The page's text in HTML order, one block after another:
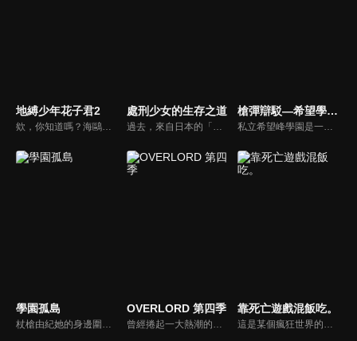
地縛少年花子君2 處刑少女的生存之道 槍彈辯駁—希望學園與絕望高中生
私立希望峰學園是一所政府公認的特權學校，這間學校裡網羅了來自全國最菁英的學生。平凡無奇的主角苗木誠，卻是這間菁英學校的特例－全日本高中生中，唯一經由隨機抽選而獲得入學資格，被認為是擁有「超高校級的幸運」。在入學當天，苗木誠一踏進校門後不久便突然暈倒，當他醒來時發現身旁有一張惡作劇般的入學章程，教室周圍窗戶被金屬板封閉，一個自稱為校長的「黑白熊」對他們說：「從今以後，想要從學校畢業，你就得殺人…」
學園孤島
杖槍由紀她的身邊圍繞著幾個有點奇怪的人，分別是：最喜歡（？）鏟子的胡桃、大家的大姊姊悠里、可靠的學妹美紀，以及有點天然的社團老師小慈。究竟由紀眼中所看到的“日常”是怎麼回事呢…！？
OVERLORD 第四季
曾經捲起一大熱潮的網路遊戲《YGGDRASIL》安靜地迎來了停服——本來應該是這樣。但，遊戲的結束時間已經過了，卻無法登出遊戲。NPC們突然擁有了自己的意志。無法看見公會以外的異世界正在擴張。 現實世界中愛好遊戲的孤獨青年變身為骸骨姿態的最強大魔法使·飛鼠，他所率領的公會「安茲·烏爾·恭」揭開了傳說的序幕。
靠死亡遊戲混飯吃。
這是某個瘋狂世界的故事。作為「玩家」的少女們，挑戰著與死亡並行的遊戲。穿上指定的服裝，上演一場名為死亡遊戲的表演。只要生還就能獲得獎金，但即使盡了全力，也可能會在下一刻喪命。世界上確實存在著這樣的一群人，她們懷著各自的理由，在這樣的世界中生存下去。名為幽鬼的玩家，職業是死亡遊戲的專業參賽者，今天的她也依然靠著死亡遊戲混飯吃。